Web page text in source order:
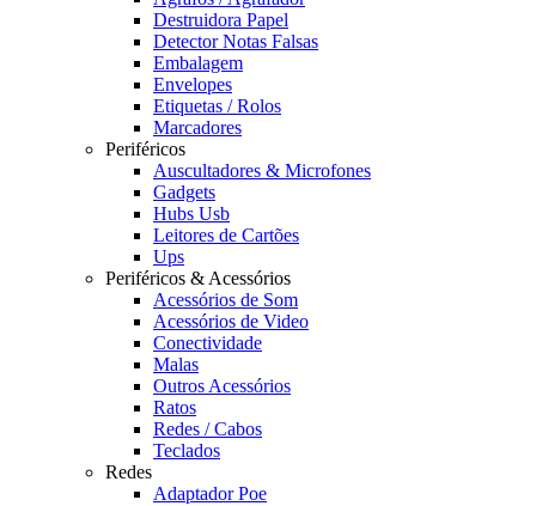
Destruidora Papel
Detector Notas Falsas
Embalagem
Envelopes
Etiquetas / Rolos
Marcadores
Periféricos
Auscultadores & Microfones
Gadgets
Hubs Usb
Leitores de Cartões
Ups
Periféricos & Acessórios
Acessórios de Som
Acessórios de Video
Conectividade
Malas
Outros Acessórios
Ratos
Redes / Cabos
Teclados
Redes
Adaptador Poe